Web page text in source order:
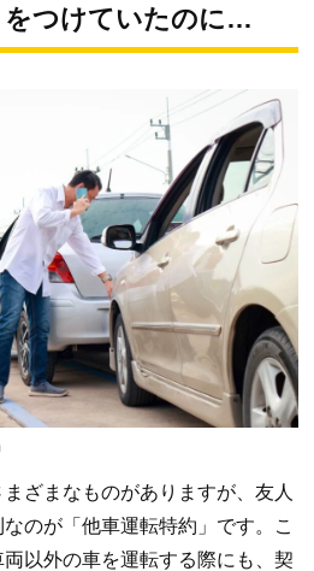
をつけていたのに…
ざまなものがありますが、友人
のが「他車運転特約」です。こ
以外の車を運転する際にも、契